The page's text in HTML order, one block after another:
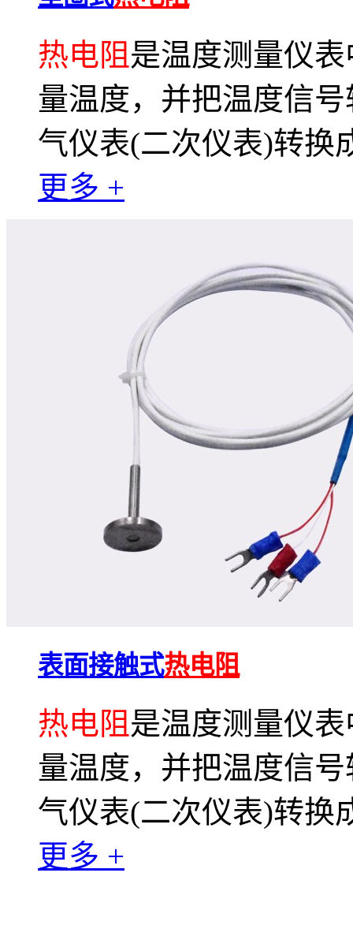
热电阻 是温度测量仪
量温度，并把温度信
气仪表(二次仪表)转换
更多 +
表面接触式热电阻
热电阻 是温度测量仪
量温度，并把温度信
气仪表(二次仪表)转换
更多 +